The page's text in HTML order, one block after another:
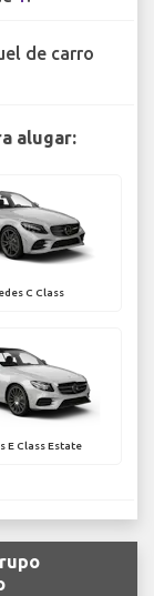
de carro
alugar:
C Class
E Class Estate